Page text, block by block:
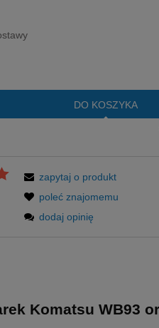
DO KOSZYKA
zapytaj o produkt
poleć znajomemu
dodaj opinię
Komatsu WB93